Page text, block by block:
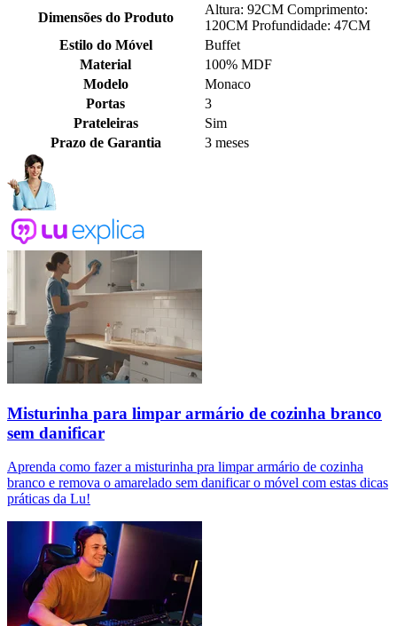
Dimensões do Produto
Altura: 92CM Comprimento:
120CM Profundidade: 47CM
Estilo do Móvel
Buffet
Material
100% MDF
Modelo
Monaco
Portas
3
Prateleiras
Sim
Prazo de Garantia
3 meses
Misturinha para limpar armário de cozinha branco
sem danificar
Aprenda como fazer a misturinha pra limpar armário de cozinha
branco e remova o amarelado sem danificar o móvel com estas dicas
práticas da Lu!